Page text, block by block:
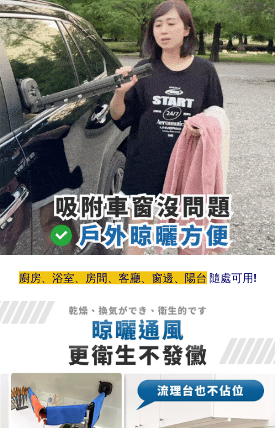
廚房、浴室、房間、客廳、窗邊、陽台 隨處可用!